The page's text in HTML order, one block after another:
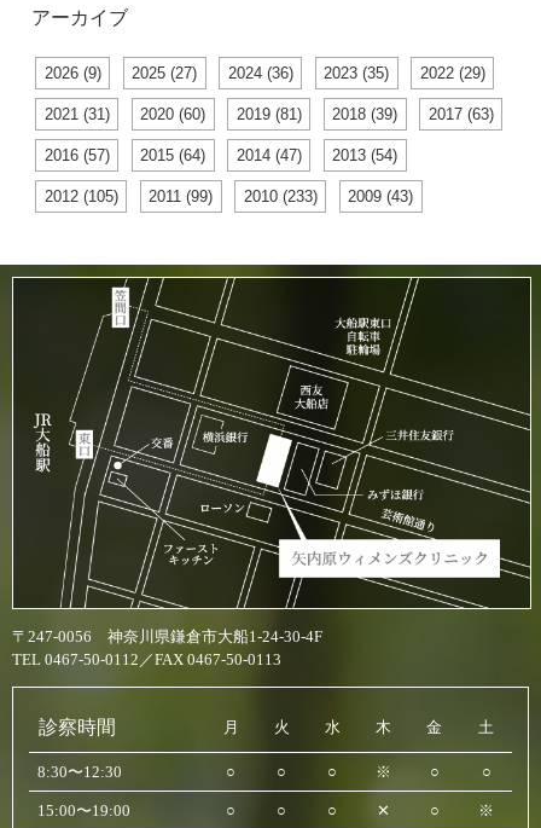
アーカイブ
2026 (9) 2025 (27) 2024 (36) 2023 (35) 2022 (29)
2021 (31) 2020 (60) 2019 (81) 2018 (39) 2017 (63)
2016 (57) 2015 (64) 2014 (47) 2013 (54)
2012 (105) 2011 (99) 2010 (233) 2009 (43)
〒247-0056 神奈川県鎌倉市大船1-24-30-4F
TEL 0467-50-0112／FAX 0467-50-0113
診察時間 月 火 水 木 金 土
8:30〜12:30 ○ ○ ○ ※ ○ ○
15:00〜19:00 ○ ○ ○ ✕ ○ ※